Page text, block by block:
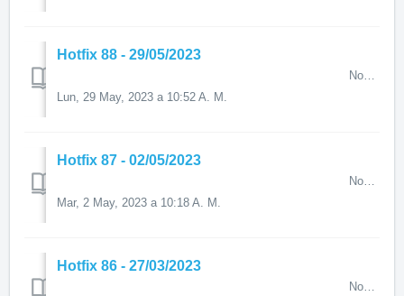
Hotfix 88 - 29/05/2023
Novedades destacadas en el Hotfix 88 A continuación, a tra...
Lun, 29 May, 2023 a 10:52 A. M.
Hotfix 87 - 02/05/2023
Novedades destacadas en el Hotfix 87 A continuación, a través ...
Mar, 2 May, 2023 a 10:18 A. M.
Hotfix 86 - 27/03/2023
Novedades destacadas en el Hotfix 86 A continuación, a tra...